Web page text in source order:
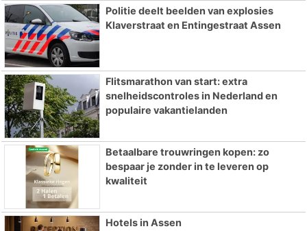
Politie deelt beelden van explosies
Klaverstraat en Entingestraat Assen
Flitsmarathon van start: extra
snelheidscontroles in Nederland en
populaire vakantielanden
Betaalbare trouwringen kopen: zo
bespaar je zonder in te leveren op
kwaliteit
Hotels in Assen